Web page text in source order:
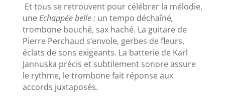
Et tous se retrouvent pour célébrer la mélodie,
uneEchappée belle : un tempo déchaîné,
trombone bouché, sax haché. La guitare de
Pierre Perchaud s’envole, gerbes de fleurs,
éclats de sons exigeants. La batterie de Karl
Jannuska précis et subtilement sonore assure
le rythme, le trombone fait réponse aux
accords juxtaposés.